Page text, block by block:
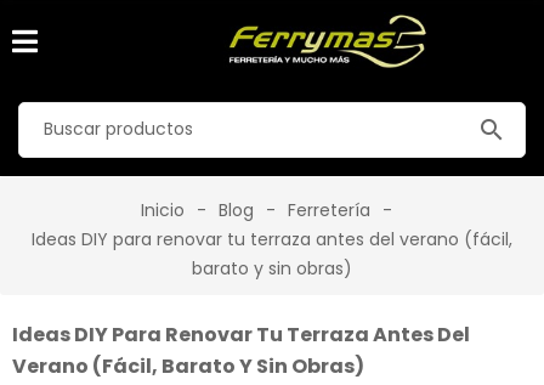
search
Inicio Blog
Ferretería
Ideas DIY para renovar tu terraza antes del verano (fácil,
barato y sin obras)
Ideas DIY Para Renovar Tu Terraza Antes Del
Verano (fácil, Barato Y Sin Obras)